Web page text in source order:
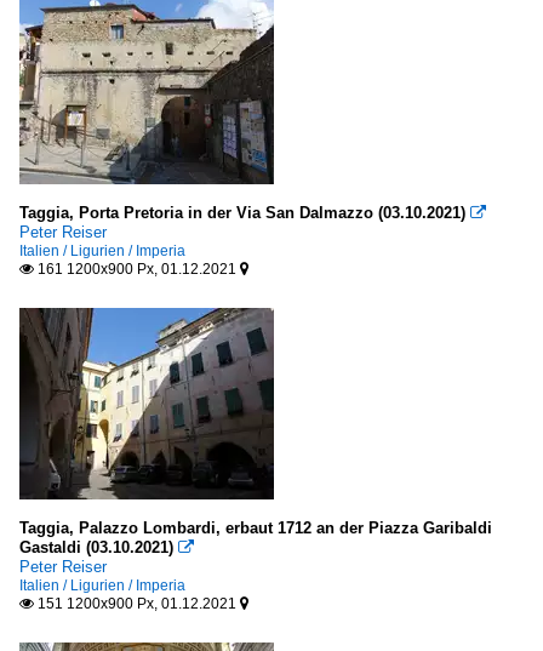
Taggia, Porta Pretoria in der Via San Dalmazzo (03.10.2021) 
Peter Reiser
Italien / Ligurien / Imperia
 161 1200x900 Px, 01.12.2021 
Taggia, Palazzo Lombardi, erbaut 1712 an der Piazza Garibaldi
Gastaldi (03.10.2021) 
Peter Reiser
Italien / Ligurien / Imperia
 151 1200x900 Px, 01.12.2021 